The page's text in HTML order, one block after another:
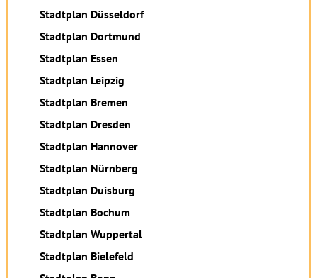
Stadtplan Düsseldorf
Stadtplan Dortmund
Stadtplan Essen
Stadtplan Leipzig
Stadtplan Bremen
Stadtplan Dresden
Stadtplan Hannover
Stadtplan Nürnberg
Stadtplan Duisburg
Stadtplan Bochum
Stadtplan Wuppertal
Stadtplan Bielefeld